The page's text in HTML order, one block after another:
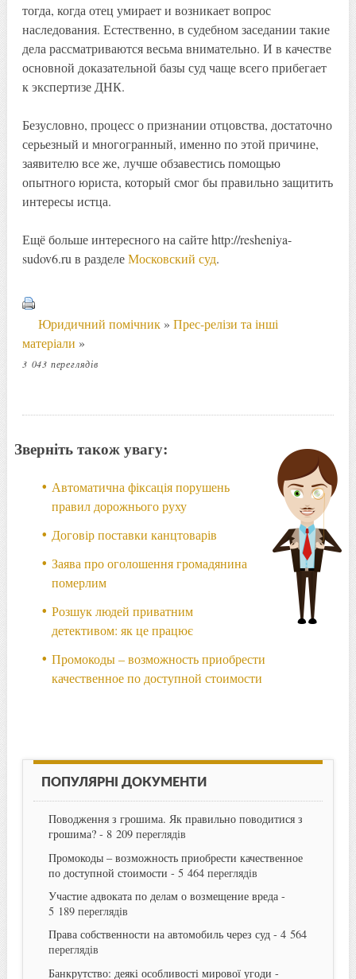
тогда, когда отец умирает и возникает вопрос
наследования. Естественно, в судебном заседании такие
дела рассматриваются весьма внимательно. И в качестве
основной доказательной базы суд чаще всего прибегает
к экспертизе ДНК.
Безусловно, процесс о признании отцовства, достаточно
серьезный и многогранный, именно по этой причине,
заявителю все же, лучше обзавестись помощью
опытного юриста, который смог бы правильно защитить
интересы истца.
Ещё больше интересного на сайте http://resheniya-
sudov6.ru в разделеМосковский суд.
Юридичний помічник» Прес-релізи та інші
матеріали »
3 043 переглядів
Зверніть також увагу:
Автоматична фіксація порушень
правил дорожнього руху
Договір поставки канцтоварів
Заява про оголошення громадянина
померлим
Розшук людей приватним
детективом: як це працює
Промокоды – возможность приобрести
качественное по доступной стоимости
ПОПУЛЯРНІ ДОКУМЕНТИ
Поводження з грошима. Як правильно поводитися з
грошима?- 8 209 переглядів
Промокоды – возможность приобрести качественное
по доступной стоимости - 5 464 переглядів
Участие адвоката по делам о возмещение вреда-
5 189 переглядів
Права собственности на автомобиль через суд- 4 564
переглядів
Банкрутство: деякі особливості мирової угоди -